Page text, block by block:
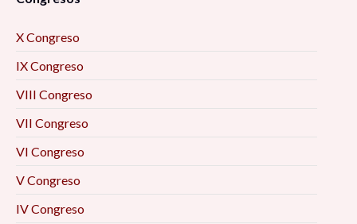
X Congreso
IX Congreso
VIII Congreso
VII Congreso
VI Congreso
V Congreso
IV Congreso